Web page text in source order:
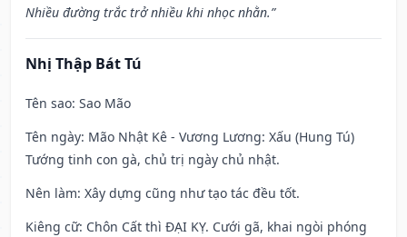
Nhiều đường trắc trở nhiều khi nhọc nhằn.”
Nhị Thập Bát Tú
Tên sao: Sao Mão
Tên ngày: Mão Nhật Kê - Vương Lương: Xấu (Hung Tú)
Tướng tinh con gà, chủ trị ngày chủ nhật.
Nên làm: Xây dựng cũng như tạo tác đều tốt.
Kiêng cữ: Chôn Cất thì ĐẠI KỴ. Cưới gã, khai ngòi phóng